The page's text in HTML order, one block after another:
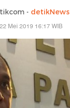
- detikNews
Mei 2019 16:17 WIB